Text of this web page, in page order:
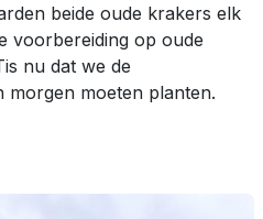
beide oude krakers elk
voorbereiding op oude
nu dat we de
morgen moeten planten.